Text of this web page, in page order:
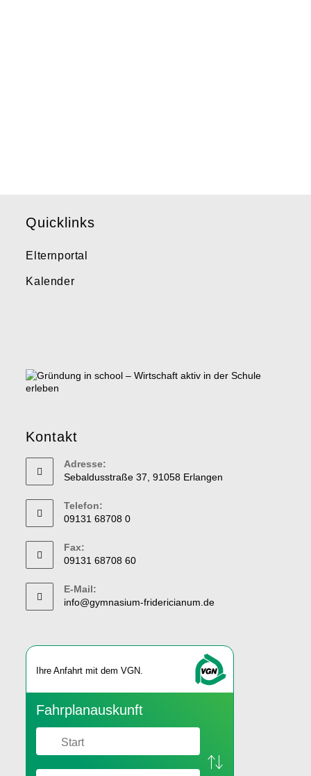
Quicklinks
Elternportal
Kalender
Kontakt
Adresse:
Sebaldusstraße 37, 91058 Erlangen
Telefon:
09131 68708 0
Fax:
09131 68708 60
E-Mail:
info@gymnasium-fridericianum.de
Ihre An­fahrt mit dem VGN.
Fahr­plan­aus­kunft